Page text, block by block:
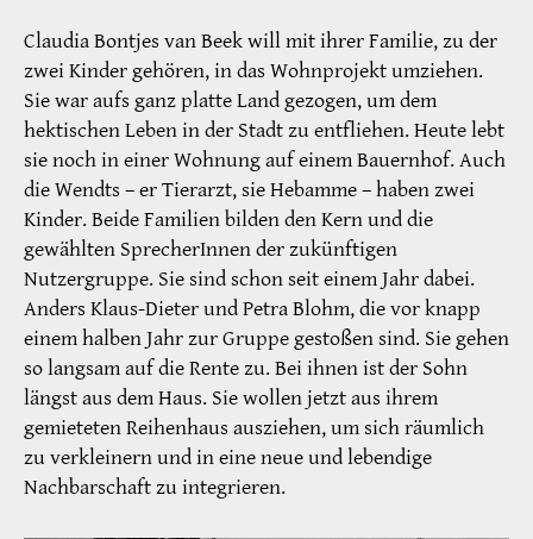
Claudia Bontjes van Beek will mit ihrer Familie, zu der
zwei Kinder gehören, in das Wohnprojekt umziehen.
Sie war aufs ganz platte Land gezogen, um dem
hektischen Leben in der Stadt zu entfliehen. Heute lebt
sie noch in einer Wohnung auf einem Bauernhof. Auch
die Wendts – er Tierarzt, sie Hebamme – haben zwei
Kinder. Beide Familien bilden den Kern und die
gewählten SprecherInnen der zukünftigen
Nutzergruppe. Sie sind schon seit einem Jahr dabei.
Anders Klaus-Dieter und Petra Blohm, die vor knapp
einem halben Jahr zur Gruppe gestoßen sind. Sie gehen
so langsam auf die Rente zu. Bei ihnen ist der Sohn
längst aus dem Haus. Sie wollen jetzt aus ihrem
gemieteten Reihenhaus ausziehen, um sich räumlich
zu verkleinern und in eine neue und lebendige
Nachbarschaft zu integrieren.